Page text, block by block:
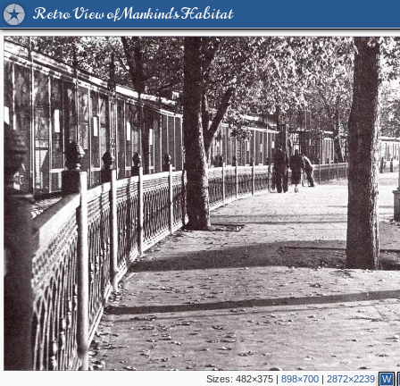
Retro View of Mankind's Habitat
Sizes:482×375 |898×700 |2872×2239 W